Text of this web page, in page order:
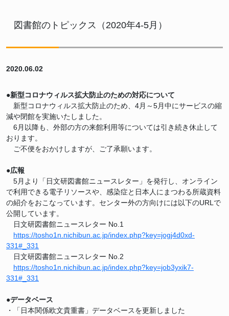
図書館のトピックス（2020年4-5月）
2020.06.02
●新型コロナウィルス拡大防止のための対応について
新型コロナウィルス拡大防止のため、4月～5月中にサービスの縮
減や閉館を実施いたしました。
6月以降も、外部の方の来館利用等については引き続き休止して
おります。
ご不便をおかけしますが、ご了承願います。
●広報
5月より「日文研図書館ニュースレター」を発行し、オンライン
で利用できる電子リソースや、感染症と日本人にまつわる所蔵資料
の紹介をおこなっています。センター外の方向けには以下のURLで
公開しています。
日文研図書館ニュースレター No.1
https://tosho1n.nichibun.ac.jp/index.php?key=jogj4d0xd-
331#_331
日文研図書館ニュースレター No.2
https://tosho1n.nichibun.ac.jp/index.php?key=job3yxik7-
331#_331
●データベース
・「日本関係欧文貴重書」データベースを更新しました